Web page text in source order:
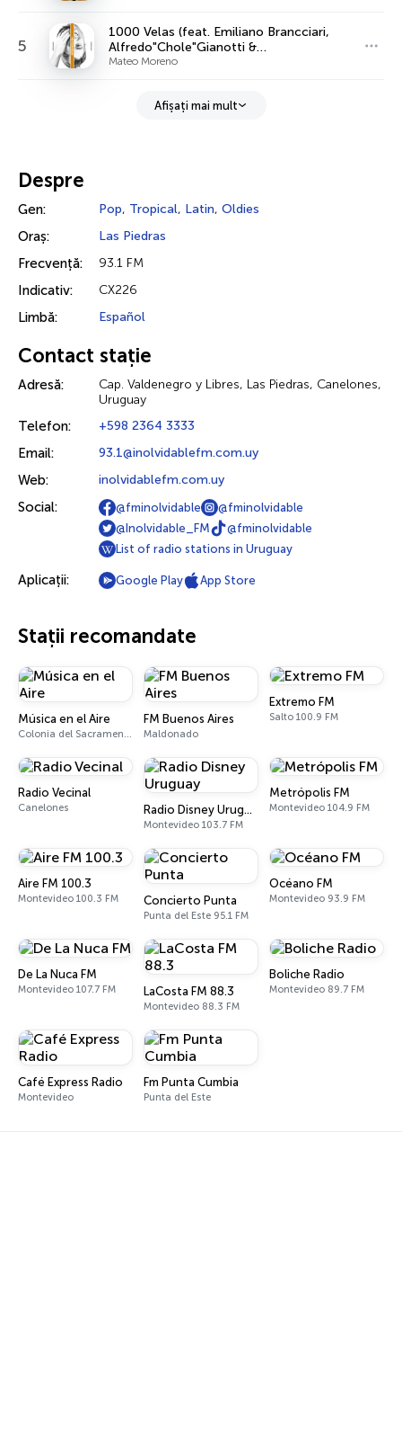
5
1000 Velas (feat. Emiliano Brancciari,
Alfredo"Chole"Gianotti &
Alvaro"Apagón"Albino)
Mateo Moreno
Afișați mai mult
Despre
Gen: Pop, Tropical, Latin, Oldies
Oraș: Las Piedras
Frecvență: 93.1 FM
Indicativ: CX226
Limbă: Español
Contact stație
Adresă:
Cap. Valdenegro y Libres, Las Piedras, Canelones,
Uruguay
Telefon: +598 2364 3333
Email: 93.1@inolvidablefm.com.uy
Web: inolvidablefm.com.uy
Social: @fminolvidable
@fminolvidable
@Inolvidable_FM
@fminolvidable
List of radio stations in Uruguay
Aplicații: Google Play App Store
Stații recomandate
Música en el Aire
Colonia del Sacramento
FM Buenos Aires
Maldonado
Extremo FM
Salto 100.9 FM
Radio Vecinal
Canelones Radio Disney Uruguay
Montevideo 103.7 FM
Metrópolis FM
Montevideo 104.9 FM
Aire FM 100.3
Montevideo 100.3 FM Concierto Punta
Punta del Este 95.1 FM
Océano FM
Montevideo 93.9 FM
De La Nuca FM
Montevideo 107.7 FM LaCosta FM 88.3
Montevideo 88.3 FM
Boliche Radio
Montevideo 89.7 FM
Café Express Radio
Montevideo
Fm Punta Cumbia
Punta del Este